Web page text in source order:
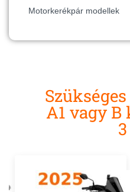
Motorkerékpár modellek
A1 vagy B